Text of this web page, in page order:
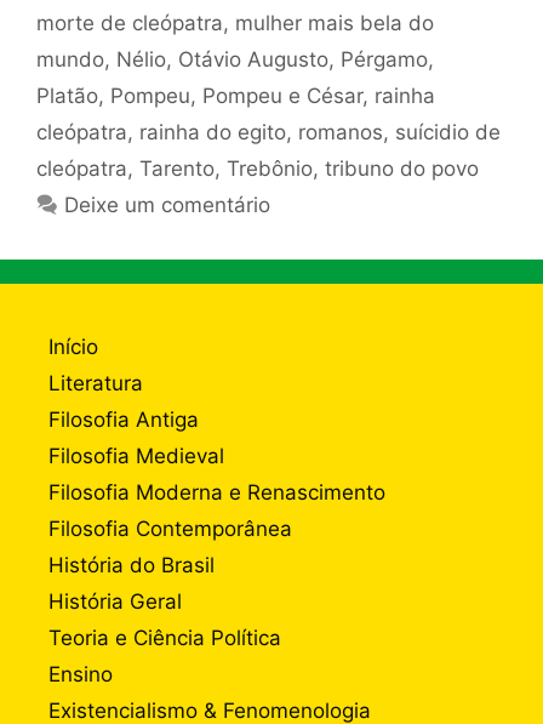
morte de cleópatra, mulher mais bela do
mundo, Nélio, Otávio Augusto, Pérgamo,
Platão, Pompeu, Pompeu e César, rainha
cleópatra, rainha do egito, romanos, suícidio de
cleópatra, Tarento, Trebônio, tribuno do povo
Deixe um comentário
Início
Literatura
Filosofia Antiga
Filosofia Medieval
Filosofia Moderna e Renascimento
Filosofia Contemporânea
História do Brasil
História Geral
Teoria e Ciência Política
Ensino
Existencialismo & Fenomenologia